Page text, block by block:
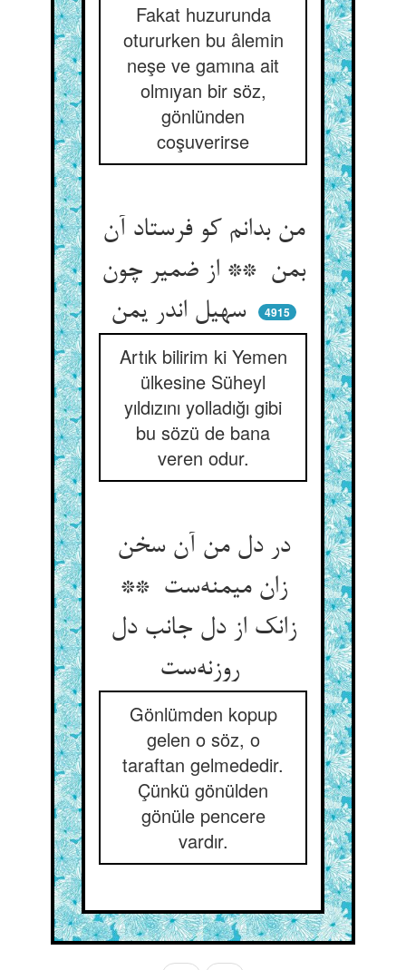
Fakat huzurunda
otururken bu âlemin
neşe ve gamına ait
olmıyan bir söz,
gönlünden
coşuverirse
من بدانم کو فرستاد آن
بمن ** از ضمیر چون
سهیل اندر یمن
4915
Artık bilirim ki Yemen
ülkesine Süheyl
yıldızını yolladığı gibi
bu sözü de bana
veren odur.
در دل من آن سخن
زان میمنه‌ست **
زانک از دل جانب دل
Gönlümden kopup
gelen o söz, o
taraftan gelmededir.
Çünkü gönülden
gönüle pencere
vardır.